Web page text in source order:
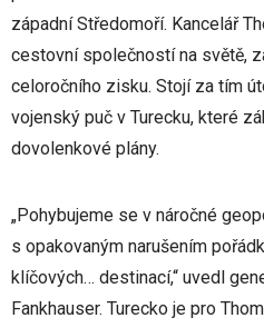
západní Středomoří. Kancelář
cestovní společností na světě,
celoročního zisku. Stojí za tím
vojenský puč v Turecku, které
dovolenkové plány.
„Pohybujeme se v náročné
s opakovaným narušením
klíčových… destinací,“ uvedl
Fankhauser. Turecko je pro